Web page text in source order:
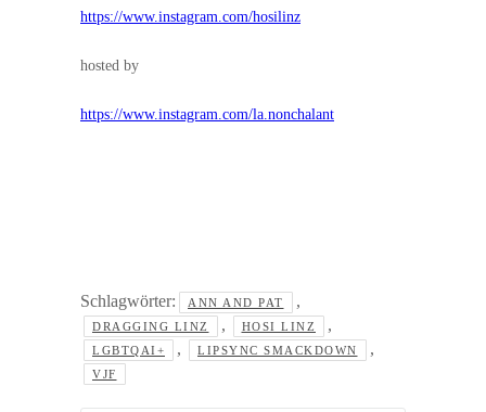
https://www.instagram.com/hosilinz
hosted by
https://www.instagram.com/la.nonchalant
Schlagwörter: ANN AND PAT ,
DRAGGING LINZ , HOSI LINZ ,
LGBTQAI+ , LIPSYNC SMACKDOWN ,
VJF